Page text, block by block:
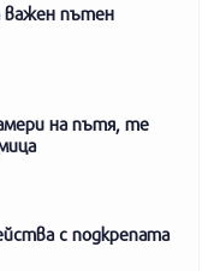
важен пътен
на пътя, те
с подкрепата